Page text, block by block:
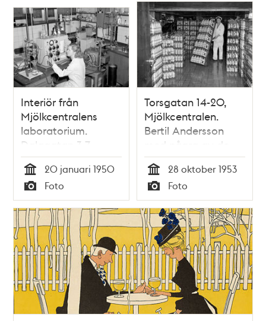
Interiör från
Mjölkcentralens
laboratorium.
Dalagatan 3-7,
Torsgatan 14-20
Tid
20 januari 1950
Typ
Foto
Torsgatan 14-20,
Mjölkcentralen.
Bertil Andersson
med några av de
300 000 liter
flaskmjölk som
dagligen tappas
upp
Tid
28 oktober 1953
Typ
Foto